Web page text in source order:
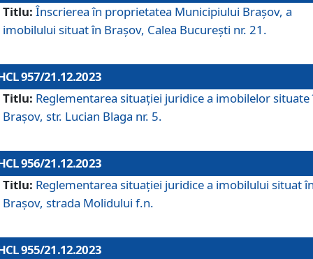
Titlu: Înscrierea în proprietatea Municipiului Brașov, a
imobilului situat în Brașov, Calea București nr. 21.
957/21.12.2023
Titlu: Reglementarea situației juridice a imobilelor situate
Brașov, str. Lucian Blaga nr. 5.
956/21.12.2023
Titlu: Reglementarea situației juridice a imobilului situat
Brașov, strada Molidului f.n.
955/21.12.2023